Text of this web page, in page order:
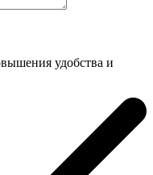
удобства и